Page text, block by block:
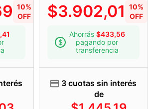
10%
OFF
$3.902,01
10%
OFF
Ahorrás $433,56
pagando por
transferencia
3 cuotas sin interés
de